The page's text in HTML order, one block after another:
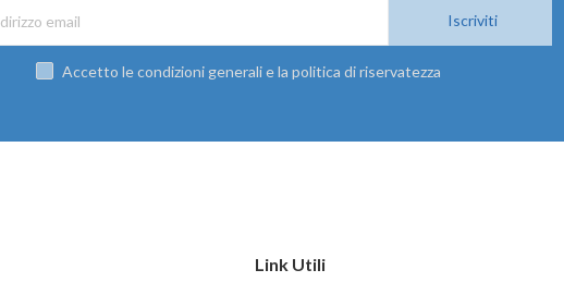
Iscriviti
Accetto le condizioni generali e la politica di riservatezza
Link Utili